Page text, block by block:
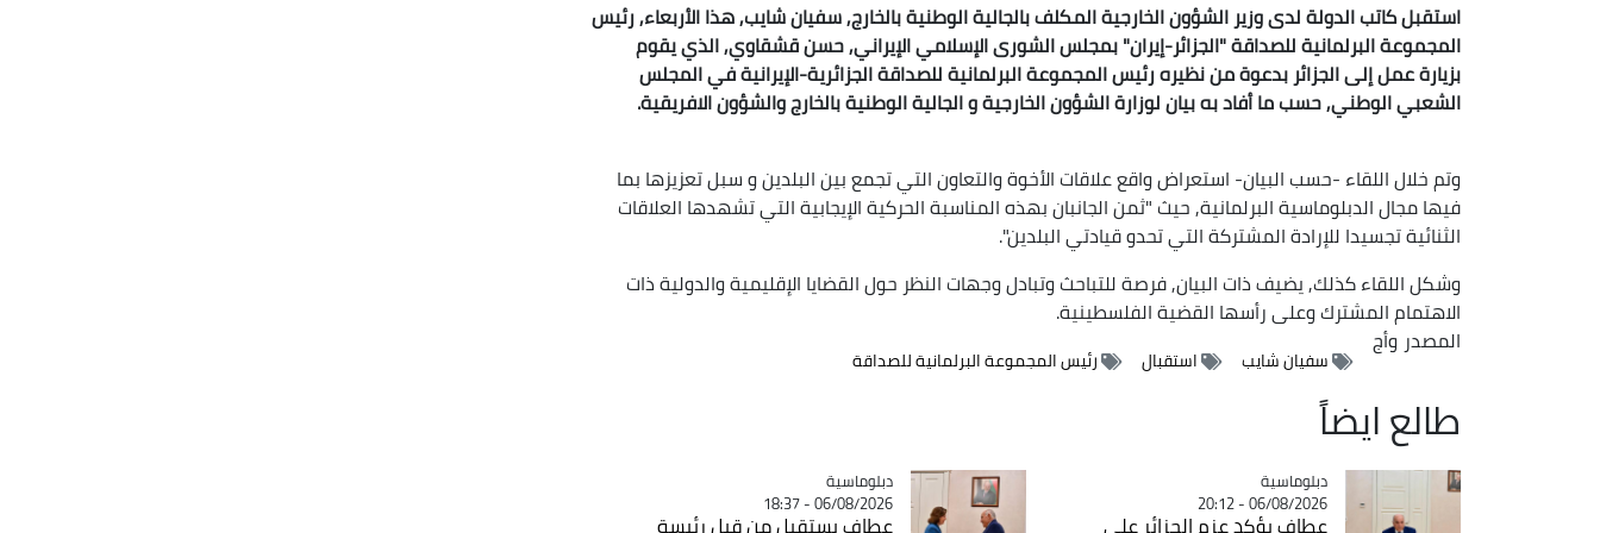
استقبل كاتب الدولة لدى وزير الشؤون الخارجية المكلف بالجالية الوطنية بالخارج, سفيان شايب, هذا الأربعاء, رئيس
المجموعة البرلمانية للصداقة "الجزائر-إيران" بمجلس الشورى الإسلامي الإيراني, حسن قشقاوي, الذي يقوم
بزيارة عمل إلى الجزائر بدعوة من نظيره رئيس المجموعة البرلمانية للصداقة الجزائرية-الإيرانية في المجلس
الشعبي الوطني, حسب ما أفاد به بيان لوزارة الشؤون الخارجية و الجالية الوطنية بالخارج والشؤون الافريقية.
وتم خلال اللقاء -حسب البيان- استعراض واقع علاقات الأخوة والتعاون التي تجمع بين البلدين و سبل تعزيزها بما
فيها مجال الدبلوماسية البرلمانية, حيث "ثمن الجانبان بهذه المناسبة الحركية الإيجابية التي تشهدها العلاقات
الثنائية تجسيدا للإرادة المشتركة التي تحدو قيادتي البلدين".
وشكل اللقاء كذلك, يضيف ذات البيان, فرصة للتباحث وتبادل وجهات النظر حول القضايا الإقليمية والدولية ذات
الاهتمام المشترك وعلى رأسها القضية الفلسطينية.
المصدر وأج
سفيان شايب استقبال رئيس المجموعة البرلمانية للصداقة
طالع ايضاً
Catégorie
دبلوماسية
06/08/2026 - 20:12
عطاف يؤكد عزم الجزائر على
Catégorie
دبلوماسية
06/08/2026 - 18:37
عطاف يستقبل من قبل رئيسة